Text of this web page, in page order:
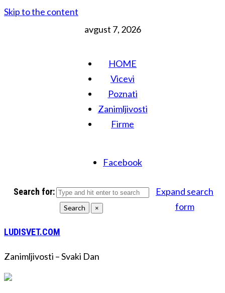
Skip to the content
avgust 7, 2026
HOME
Vicevi
Poznati
Zanimljivosti
Firme
Facebook
Search for:
Search ×
Expand search
form
LUDISVET.COM
Zanimljivosti – Svaki Dan